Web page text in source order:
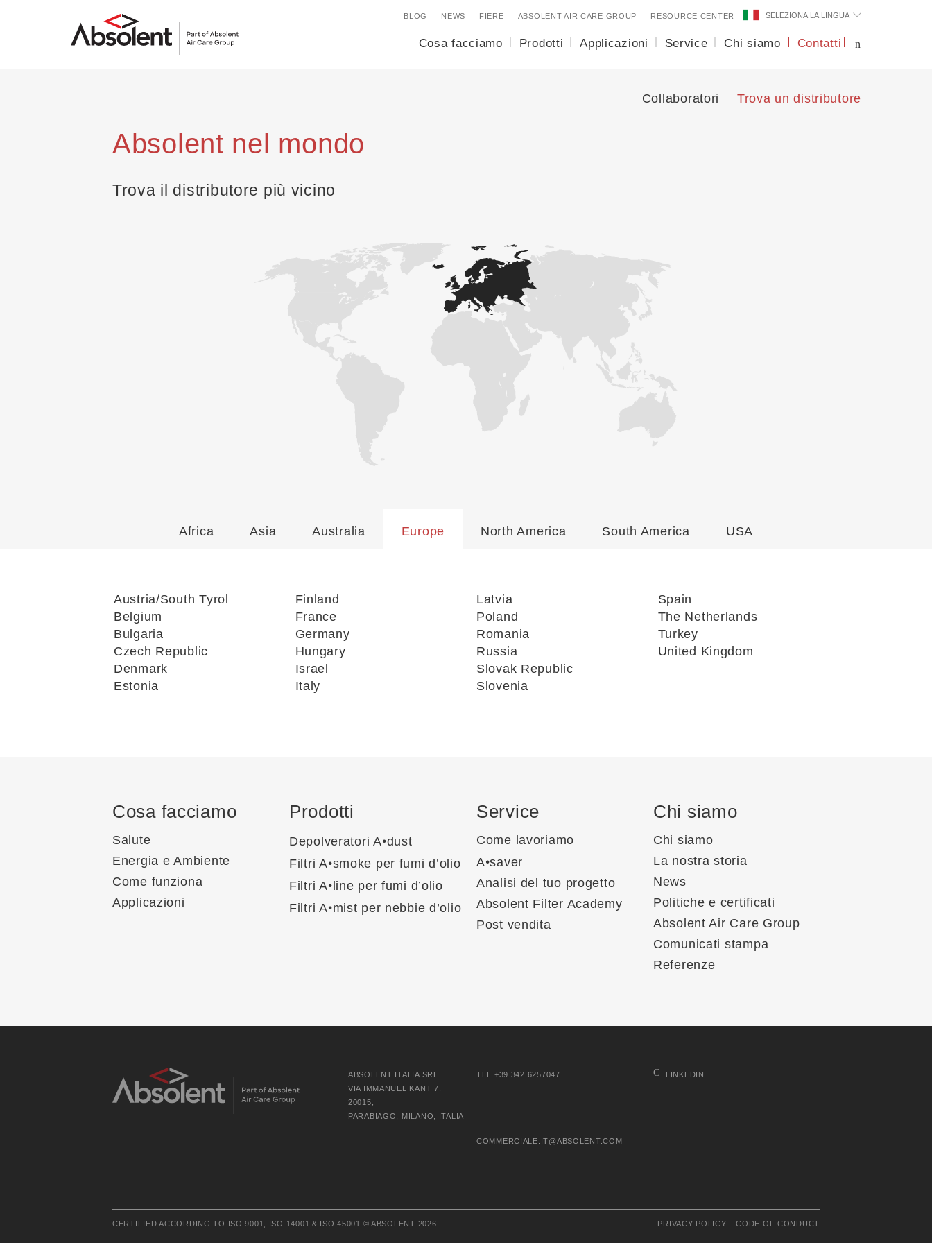
SELEZIONA LA LINGUA
BLOG NEWS FIERE ABSOLENT AIR CARE GROUP RESOURCE CENTER
Cosa facciamo Prodotti Applicazioni Service Chi siamo Contatti
Collaboratori Trova un distributore
Absolent nel mondo
Trova il distributore più vicino
Africa Asia Australia Europe North America South America USA
Austria/South Tyrol
Belgium
Bulgaria
Czech Republic
Denmark
Estonia
Finland
France
Germany
Hungary
Israel
Italy
Latvia
Poland
Romania
Russia
Slovak Republic
Slovenia
Spain
The Netherlands
Turkey
United Kingdom
Cosa facciamo
Salute
Energia e Ambiente
Come funziona
Applicazioni
Prodotti
Depolveratori A•dust
Filtri A•smoke per fumi d’olio
Filtri A•line per fumi d’olio
Filtri A•mist per nebbie d’olio
Service
Come lavoriamo
A•saver
Analisi del tuo progetto
Absolent Filter Academy
Post vendita
Chi siamo
Chi siamo
La nostra storia
News
Politiche e certificati
Absolent Air Care Group
Comunicati stampa
Referenze
ABSOLENT ITALIA SRL
VIA IMMANUEL KANT 7.
20015,
PARABIAGO, MILANO, ITALIA
TEL +39 342 6257047
COMMERCIALE.IT@ABSOLENT.COM
LINKEDIN
PRIVACY POLICY CODE OF CONDUCT
CERTIFIED ACCORDING TO ISO 9001, ISO 14001 & ISO 45001 © ABSOLENT 2026